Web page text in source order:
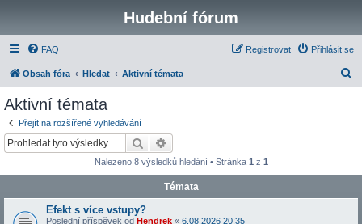
Hudební fórum
FAQ Přihlásit se
Registrovat
Obsah fóra Hledat Aktivní témata
Aktivní témata
Přejít na rozšířené vyhledávání
Hledat
Nalezeno 8 výsledků hledání • Stránka 1 z 1
Témata
Efekt s více vstupy?
Poslední příspěvek od Hendrek « 6.08.2026 20:35